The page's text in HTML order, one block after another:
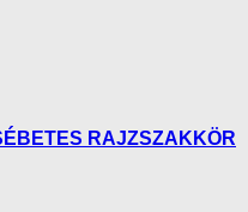
RAJZSZAKKÖR